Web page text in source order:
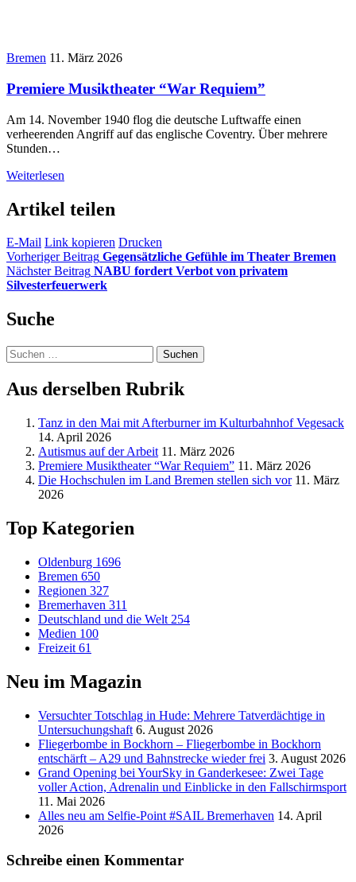
Bremen 11. März 2026
Premiere Musiktheater “War Requiem”
Am 14. November 1940 flog die deutsche Luftwaffe einen
verheerenden Angriff auf das englische Coventry. Über mehrere
Stunden…
Weiterlesen
Artikel teilen
E-Mail Link kopieren Drucken
Vorheriger Beitrag Gegensätzliche Gefühle im Theater Bremen
Nächster Beitrag NABU fordert Verbot von privatem
Silvesterfeuerwerk
Suche
Suchen
nach:
Aus derselben Rubrik
Tanz in den Mai mit Afterburner im Kulturbahnhof Vegesack
14. April 2026
Autismus auf der Arbeit 11. März 2026
Premiere Musiktheater “War Requiem” 11. März 2026
Die Hochschulen im Land Bremen stellen sich vor 11. März
2026
Top Kategorien
Oldenburg 1696
Bremen 650
Regionen 327
Bremerhaven 311
Deutschland und die Welt 254
Medien 100
Freizeit 61
Neu im Magazin
Versucht­er Totschlag in Hude: Mehrere Tatverdächtige in
Untersuchungshaft 6. August 2026
Fliegerbombe in Bockhorn – Fliegerbombe in Bockhorn
entschärft – A29 und Bahnstrecke wieder frei 3. August 2026
Grand Opening bei YourSky in Ganderkesee: Zwei Tage
voller Action, Adrenalin und Einblicke in den Fallschirmsport
11. Mai 2026
Alles neu am Selfie-Point #SAIL Bremerhaven 14. April
2026
Schreibe einen Kommentar